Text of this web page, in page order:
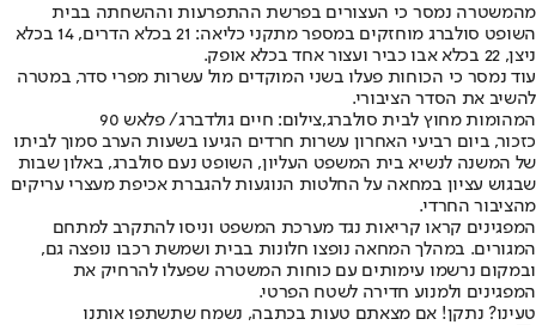
מהמשטרה נמסר כי העצורים בפרשת ההתפרעות וההשחתה בבית
השופט סולברג מוחזקים במספר מתקני כליאה: 21 בכלא הדרים, 14 בכלא
ניצן, 22 בכלא אבו כביר ועצור אחד בכלא אופק.
עוד נמסר כי הכוחות פעלו בשני המוקדים מול עשרות מפרי סדר, במטרה
להשיב את הסדר הציבורי.
המהומות מחוץ לבית סולברג,צילום: חיים גולדברג/ פלאש 90
כזכור, ביום רביעי האחרון עשרות חרדים הגיעו בשעות הערב סמוך לביתו
של המשנה לנשיא בית המשפט העליון, השופט נעם סולברג, באלון שבות
שבגוש עציון במחאה על החלטות הנוגעות להגברת אכיפת מעצרי עריקים
מהציבור החרדי.
המפגינים קראו קריאות נגד מערכת המשפט וניסו להתקרב למתחם
המגורים. במהלך המחאה נופצו חלונות בבית ושמשת רכבו נופצה גם,
ובמקום נרשמו עימותים עם כוחות המשטרה שפעלו להרחיק את
המפגינים ולמנוע חדירה לשטח הפרטי.
טעינו? נתקן! אם מצאתם טעות בכתבה, נשמח שתשתפו אותנו